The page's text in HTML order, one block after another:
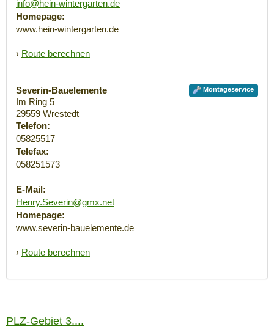
info@hein-wintergarten.de
Homepage:
www.hein-wintergarten.de
› Route berechnen
Montageservice
Severin-Bauelemente
Im Ring 5
29559 Wrestedt
Telefon:
05825517
Telefax:
058251573
E-Mail:
Henry.Severin@gmx.net
Homepage:
www.severin-bauelemente.de
› Route berechnen
PLZ-Gebiet 3....